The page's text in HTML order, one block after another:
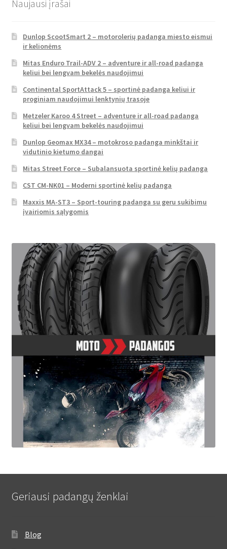
Naujausi įrašai
Dunlop ScootSmart 2 – motorolerių padanga miesto eismui
ir kelionėms
Mitas Enduro Trail-ADV 2 – adventure ir all-road padanga
keliui bei lengvam bekelės naudojimui
Continental SportAttack 5 – sportinė padanga keliui ir
proginiam naudojimui lenktynių trasoje
Metzeler Karoo 4 Street – adventure ir all-road padanga
keliui bei lengvam bekelės naudojimui
Dunlop Geomax MX34 – motokroso padanga minkštai ir
vidutinio kietumo dangai
Mitas Street Force – Subalansuota sportinė kelių padanga
CST CM-NK01 – Moderni sportinė kelių padanga
Maxxis MA-ST3 – Sport-touring padanga su geru sukibimu
įvairiomis sąlygomis
Geriausi padangų ženklai
Blog